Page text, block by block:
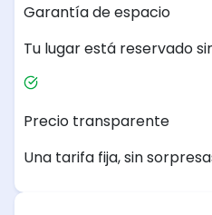
Garantía de espacio
Tu lugar está reservado
Precio transparente
Una tarifa fija, sin